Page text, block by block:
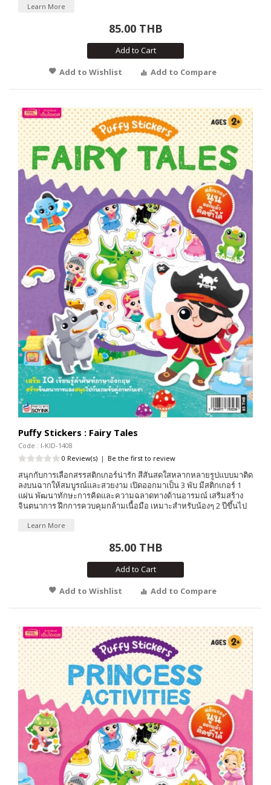
Learn More
85.00 THB
Add to Cart
Add to Wishlist
Add to Compare
Puffy Stickers : Fairy Tales
Code : I-KID-1408
0 Review(s) | Be the first to review
สนุกกับการเลือกสรรสติกเกอร์น่ารัก สีสันสดใสหลากหลายรูปแบบมาติด
ลงบนฉากให้สมบูรณ์และสวยงาม เปิดออกมาเป็น 3 พับ มีสติกเกอร์ 1
แผ่น พัฒนาทักษะการคิดและความฉลาดทางด้านอารมณ์ เสริมสร้าง
จินตนาการ ฝึกการควบคุมกล้ามเนื้อมือ เหมาะสำหรับน้องๆ 2 ปีขึ้นไป
Learn More
85.00 THB
Add to Cart
Add to Wishlist
Add to Compare